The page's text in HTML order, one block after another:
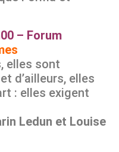
– Forum
elles sont
d’ailleurs, elles
: elles exigent
Ledun et Louise